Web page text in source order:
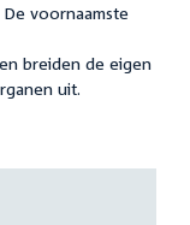
voornaamste
breiden de eigen
uit.